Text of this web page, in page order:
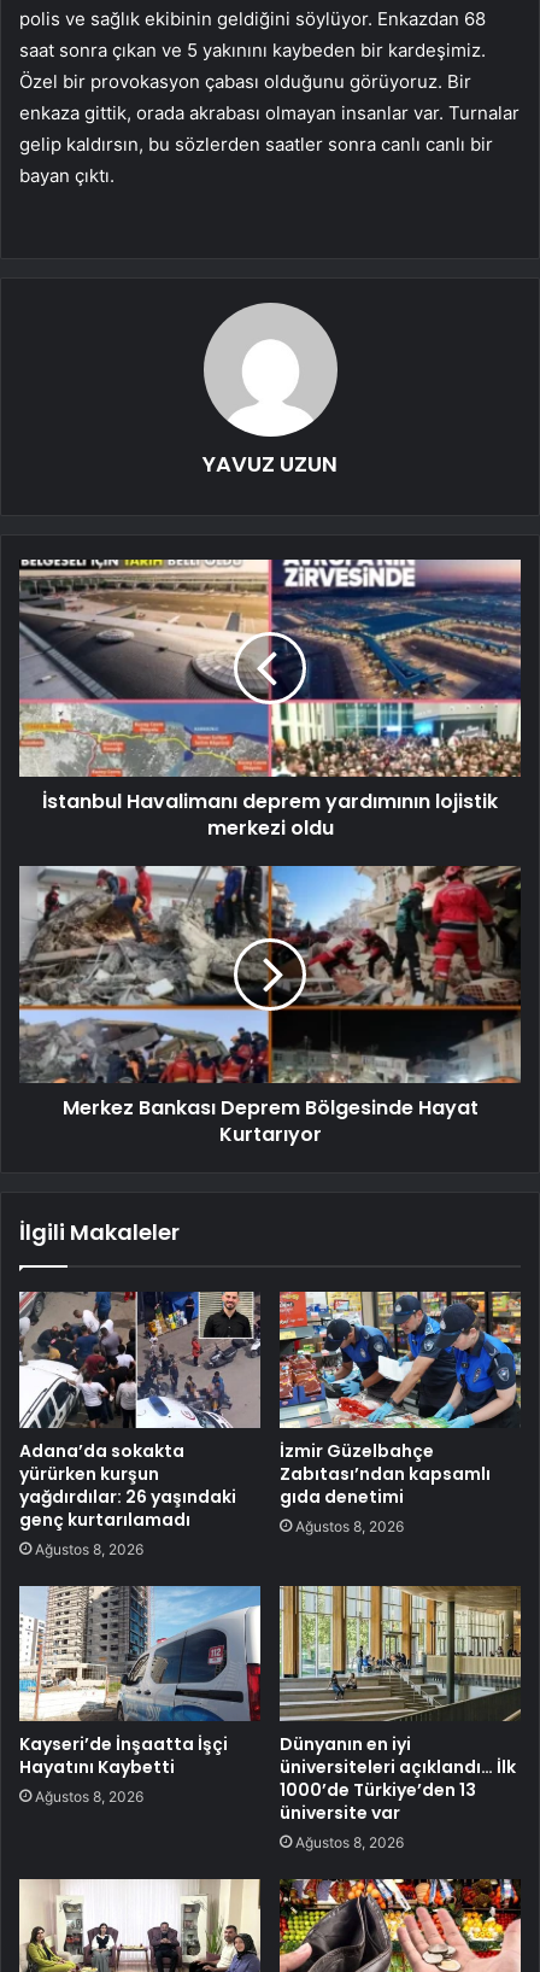
polis ve sağlık ekibinin geldiğini söylüyor. Enkazdan 68
saat sonra çıkan ve 5 yakınını kaybeden bir kardeşimiz.
Özel bir provokasyon çabası olduğunu görüyoruz. Bir
enkaza gittik, orada akrabası olmayan insanlar var. Turnalar
gelip kaldırsın, bu sözlerden saatler sonra canlı canlı bir
bayan çıktı.
YAVUZ UZUN
İstanbul Havalimanı deprem yardımının lojistik
merkezi oldu
Merkez Bankası Deprem Bölgesinde Hayat
Kurtarıyor
İlgili Makaleler
Adana’da sokakta
yürürken kurşun
yağdırdılar: 26 yaşındaki
genç kurtarılamadı
Ağustos 8, 2026
İzmir Güzelbahçe
Zabıtası’ndan kapsamlı
gıda denetimi
Ağustos 8, 2026
Kayseri’de İnşaatta İşçi
Hayatını Kaybetti
Ağustos 8, 2026
Dünyanın en iyi
üniversiteleri açıklandı… İlk
1000’de Türkiye’den 13
üniversite var
Ağustos 8, 2026